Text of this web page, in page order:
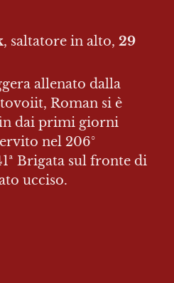
, saltatore in alto, 29
allenato dalla
Roman si è
dai primi giorni
nel 206°
Brigata sul fronte di
ucciso.